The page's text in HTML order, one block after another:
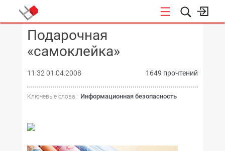
Подарочная
«самоклейка»
11:32 01.04.2008 1649 прочтений
Ключевые слова : Информационная безопасность